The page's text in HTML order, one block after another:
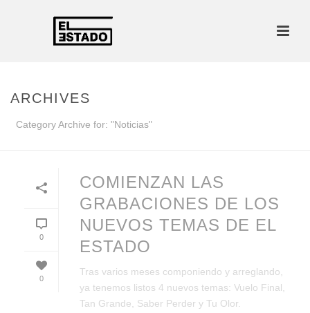
ARCHIVES
Category Archive for: "Noticias"
0
0
COMIENZAN LAS
GRABACIONES DE LOS
NUEVOS TEMAS DE EL
ESTADO
Tras varios meses componiendo y arreglando,
ya tenemos listos 4 nuevos temas: Vuelo Final,
Tan Grande, Saber Perder y Tu Olor.